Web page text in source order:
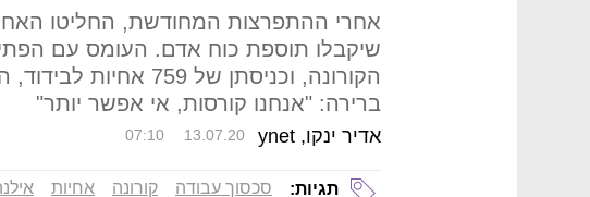
אחרי ההתפרצות המחודשת, החליטו
שיקבלו תוספת כוח אדם. העומס עם
הקורונה, וכניסתן של 759
ברירה: "אנחנו קורסות, אי אפשר יותר"
אדיר ינקו, ynet 07:10 13.07.20
תגיות: סכסוך עבודה קורונה אחיות